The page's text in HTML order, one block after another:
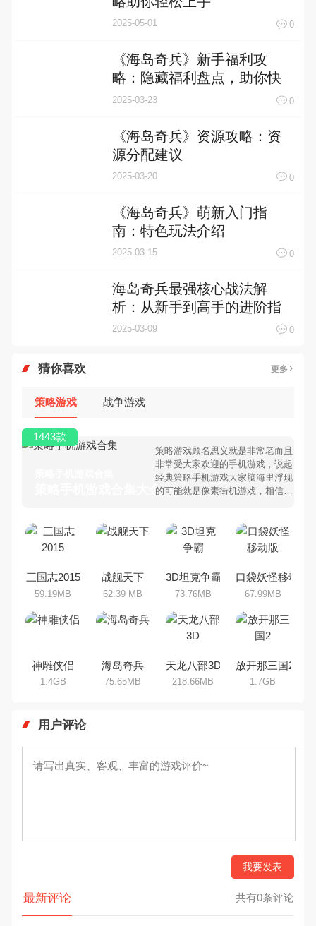
2025-05-01 0
《海岛奇兵》新手福利攻
略：隐藏福利盘点，助你快
速崛起！
2025-03-23 0
《海岛奇兵》资源攻略：资
源分配建议
2025-03-20 0
《海岛奇兵》萌新入门指
南：特色玩法介绍
2025-03-15 0
海岛奇兵最强核心战法解
析：从新手到高手的进阶指
南
2025-03-09 0
猜你喜欢 更多
策略游戏 战争游戏
策略手机游戏合集大全 >
策略游戏顾名思义就是非常老而且
非常受大家欢迎的手机游戏，说起
经典策略手机游戏大家脑海里浮现
的可能就是像素街机游戏，相信很
略手机游戏有哪些呢？游戏今天，
乐途下载站小编芒果味的怪咖给大
集，欢迎大家前来选择下载体验
1443款
三国志2015
59.19MB
战舰天下
62.39 MB
3D坦克争霸
73.76MB
口袋妖怪移动版
67.99MB
神雕侠侣
1.4GB
海岛奇兵
75.65MB
天龙八部3D
218.66MB
放开那三国2
1.7GB
用户评论
我要发表
最新评论 共有0条评论